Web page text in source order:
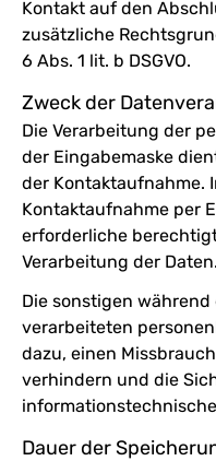
Kontakt auf den
zusätzliche
6 Abs. 1 lit. b DSGVO.
Zweck der
Die Verarbeitung der
der Eingabemaske
der Kontaktaufnahme.
Kontaktaufnahme per
erforderliche
Verarbeitung der Daten.
Die sonstigen
verarbeiteten
dazu, einen
verhindern und die
Dauer der